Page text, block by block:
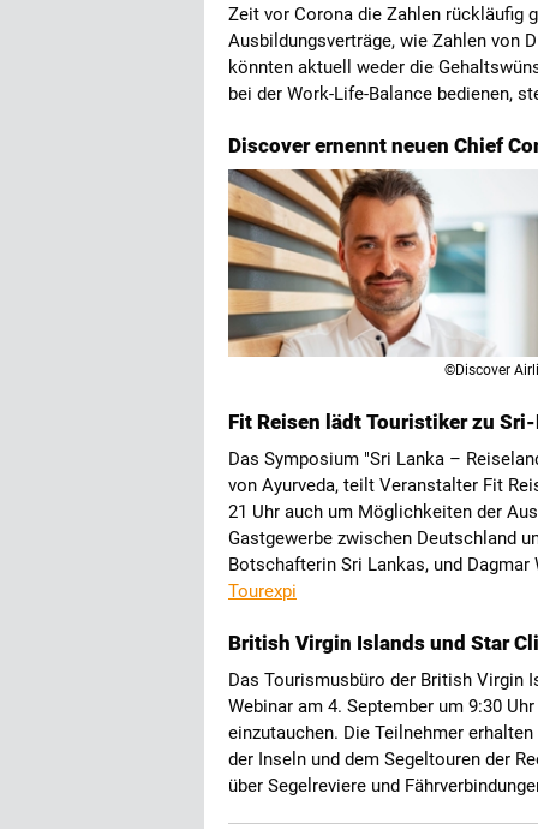
Zeit vor Corona die Zahlen rückläufig
Ausbildungsverträge, wie Zahlen von
könnten aktuell weder die
bei der Work-Life-Balance bedienen,
Discover ernennt neuen Chief
©Discover
Fit Reisen lädt Touristiker zu
Das Symposium "Sri Lanka –
von Ayurveda, teilt Veranstalter Fit
21 Uhr auch um Möglichkeiten der
Gastgewerbe zwischen Deutschland
Botschafterin Sri Lankas, und
Tourexpi
British Virgin Islands und Star
Das Tourismusbüro der British Virgin
Webinar am 4. September um 9:30
einzutauchen. Die Teilnehmer
der Inseln und dem Segeltouren der
über Segelreviere und